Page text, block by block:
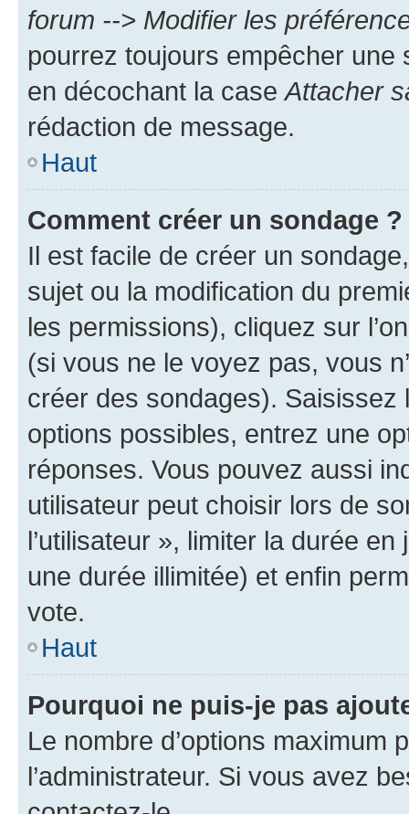
forum --> Modifier les
pourrez toujours empêcher une
en décochant la case Attacher
rédaction de message.
Haut
Comment créer un sondage ?
Il est facile de créer un
sujet ou la modification du
les permissions), cliquez sur
(si vous ne le voyez pas, vous
créer des sondages).
options possibles, entrez une
réponses. Vous pouvez aussi
utilisateur peut choisir lors de
l’utilisateur », limiter la durée
une durée illimitée) et enfin
vote.
Haut
Pourquoi ne puis-je pas
Le nombre d’options maximum
l’administrateur. Si vous avez